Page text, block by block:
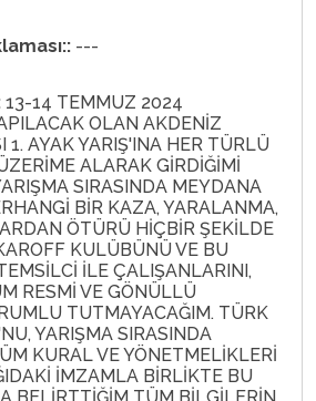
---
13-14 TEMMUZ 2024
OLAN AKDENİZ
1. AYAK YARIŞ'INA HER TÜRLÜ
ALARAK GİRDİĞİMİ
SIRASINDA MEYDANA
BİR KAZA, YARALANMA,
ÖTÜRÜ HİÇBİR ŞEKİLDE
KULÜBÜNÜ VE BU
İLE ÇALIŞANLARINI,
RESMİ VE GÖNÜLLÜ
TUTMAYACAĞIM. TÜRK
YARIŞMA SIRASINDA
KURAL VE YÖNETMELİKLERİ
İMZAMLA BİRLİKTE BU